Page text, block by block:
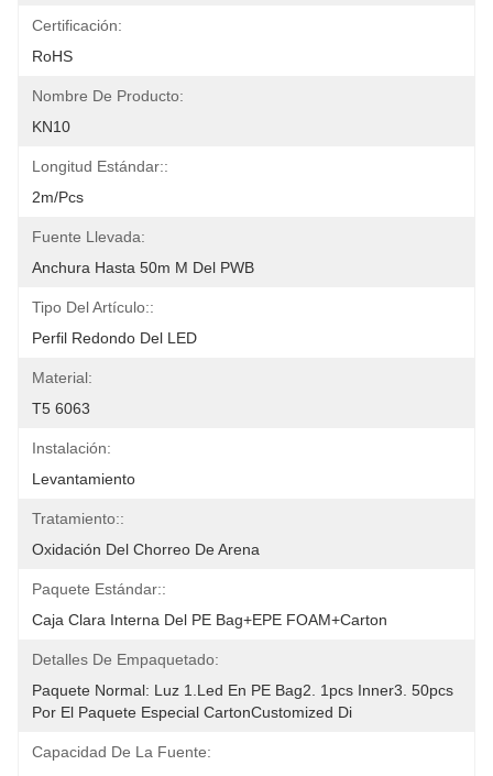
Certificación:
RoHS
Nombre De Producto:
KN10
Longitud Estándar::
2m/pcs
Fuente Llevada:
Anchura Hasta 50m M Del PWB
Tipo Del Artículo::
Perfil Redondo Del LED
Material:
T5 6063
Instalación:
Levantamiento
Tratamiento::
Oxidación Del Chorreo De Arena
Paquete Estándar::
Caja Clara Interna Del PE Bag+EPE FOAM+Carton
Detalles De Empaquetado:
Paquete Normal: Luz 1.led En PE Bag2. 1pcs Inner3. 50pcs
Por El Paquete Especial CartonCustomized Di
Capacidad De La Fuente: